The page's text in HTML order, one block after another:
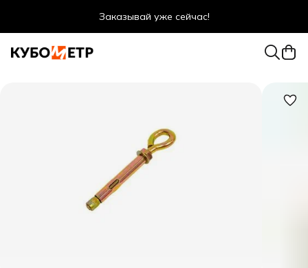
Заказывай уже сейчас!
Оптовые цены даже для физ. лиц